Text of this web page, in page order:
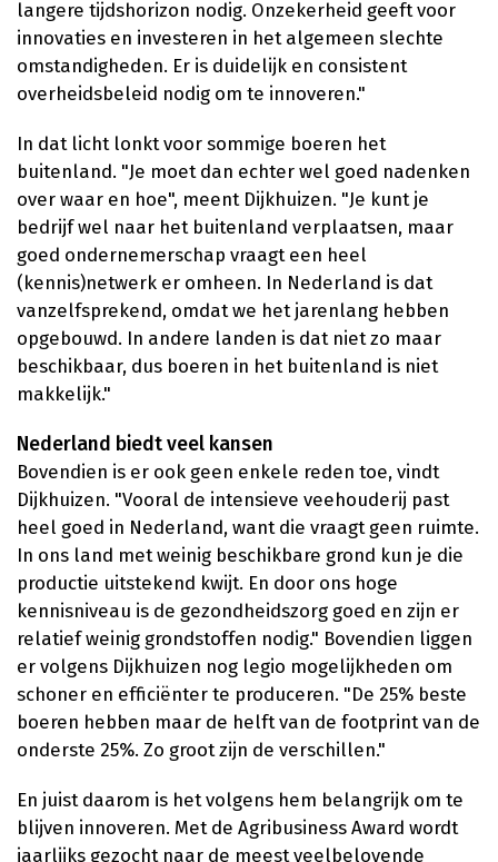
langere tijdshorizon nodig. Onzekerheid geeft voor
innovaties en investeren in het algemeen slechte
omstandigheden. Er is duidelijk en consistent
overheidsbeleid nodig om te innoveren."
In dat licht lonkt voor sommige boeren het
buitenland. "Je moet dan echter wel goed nadenken
over waar en hoe", meent Dijkhuizen. "Je kunt je
bedrijf wel naar het buitenland verplaatsen, maar
goed ondernemerschap vraagt een heel
(kennis)netwerk er omheen. In Nederland is dat
vanzelfsprekend, omdat we het jarenlang hebben
opgebouwd. In andere landen is dat niet zo maar
beschikbaar, dus boeren in het buitenland is niet
makkelijk."
Nederland biedt veel kansen
Bovendien is er ook geen enkele reden toe, vindt
Dijkhuizen. "Vooral de intensieve veehouderij past
heel goed in Nederland, want die vraagt geen ruimte.
In ons land met weinig beschikbare grond kun je die
productie uitstekend kwijt. En door ons hoge
kennisniveau is de gezondheidszorg goed en zijn er
relatief weinig grondstoffen nodig." Bovendien liggen
er volgens Dijkhuizen nog legio mogelijkheden om
schoner en efficiënter te produceren. "De 25% beste
boeren hebben maar de helft van de footprint van de
onderste 25%. Zo groot zijn de verschillen."
En juist daarom is het volgens hem belangrijk om te
blijven innoveren. Met de Agribusiness Award wordt
jaarlijks gezocht naar de meest veelbelovende